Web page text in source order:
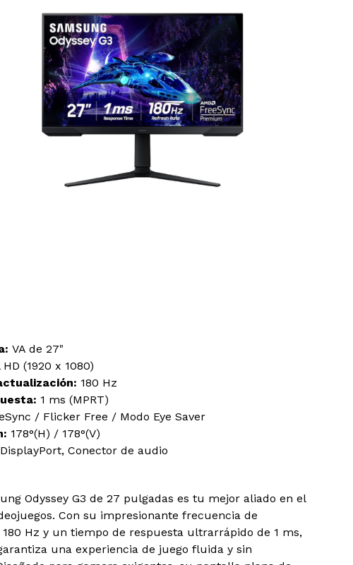
VA de 27"
(1920 x 1080)
180 Hz
1 ms (MPRT)
/ Flicker Free / Modo Eye Saver
178°(H) / 178°(V)
Conector de audio
Odyssey G3 de 27 pulgadas es tu mejor aliado en el
Con su impresionante frecuencia de
Hz y un tiempo de respuesta ultrarrápido de 1 ms,
una experiencia de juego fluida y sin